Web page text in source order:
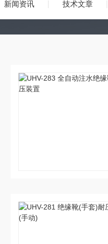
新闻资讯 技术文章